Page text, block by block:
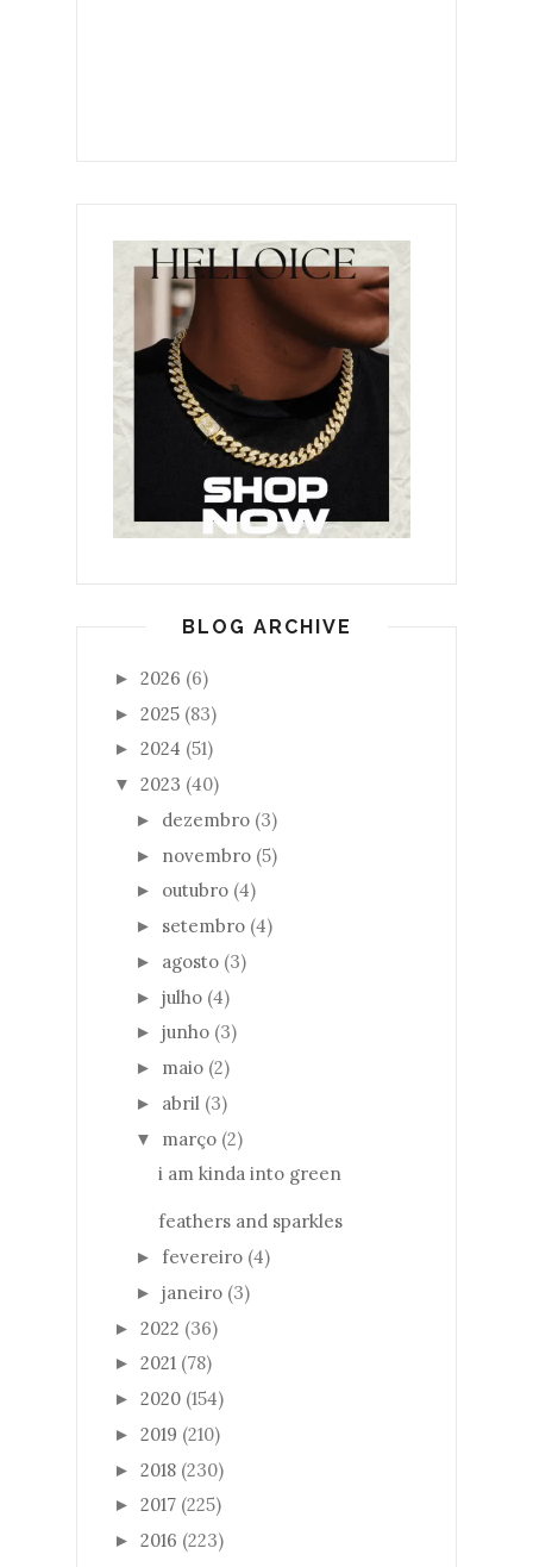
BLOG ARCHIVE
► 2026 (6)
► 2025 (83)
► 2024 (51)
▼ 2023 (40)
► dezembro (3)
► novembro (5)
► outubro (4)
► setembro (4)
► agosto (3)
► julho (4)
► junho (3)
► maio (2)
► abril (3)
▼ março (2)
i am kinda into green
feathers and sparkles
► fevereiro (4)
► janeiro (3)
► 2022 (36)
► 2021 (78)
► 2020 (154)
► 2019 (210)
► 2018 (230)
► 2017 (225)
► 2016 (223)